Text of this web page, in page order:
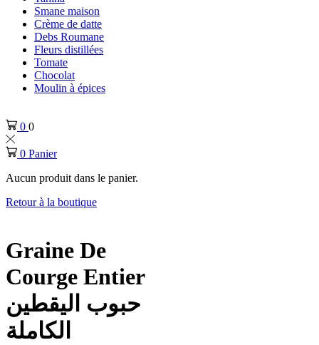
Smane maison
Crème de datte
Debs Roumane
Fleurs distillées
Tomate
Chocolat
Moulin à épices
0 0
0 Panier
Aucun produit dans le panier.
Retour à la boutique
Graine De
Courge Entier
حبوب اليقطين
الكاملة